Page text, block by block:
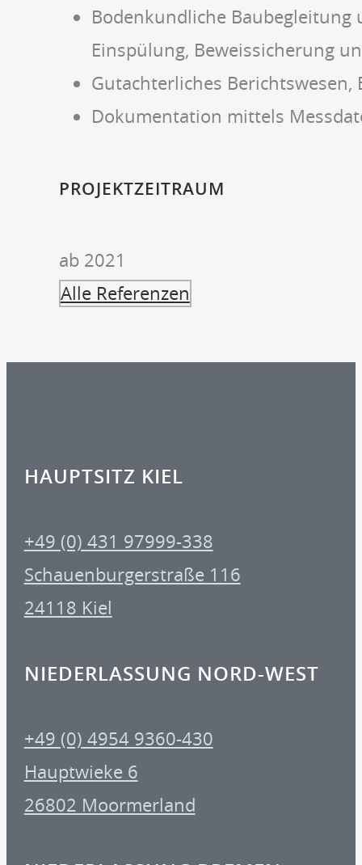
Bodenkundliche Baubegleitung
Einspülung, Beweissicherung
Gutachterliches
Dokumentation mittels
PROJEKTZEITRAUM
ab 2021
Alle Referenzen
HAUPTSITZ KIEL
+49 (0) 431 97999-338
Schauenburgerstraße 116
24118 Kiel
NIEDERLASSUNG NORD-WEST
+49 (0) 4954 9360-430
Hauptwieke 6
26802 Moormerland